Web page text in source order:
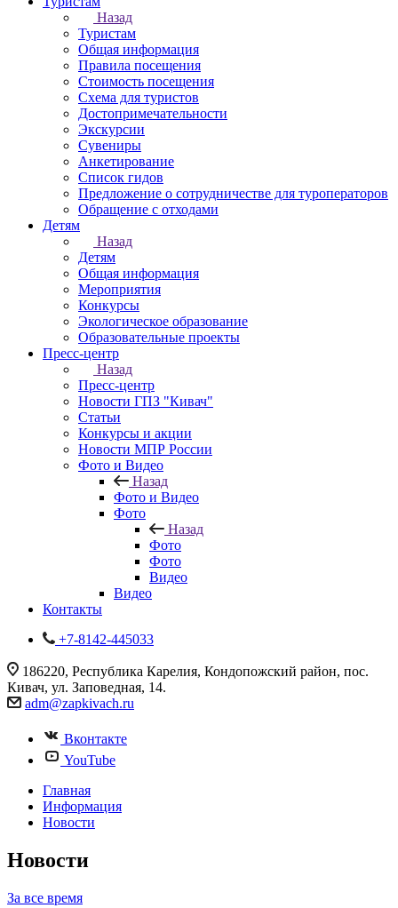
Назад
Туристам
Общая информация
Правила посещения
Стоимость посещения
Схема для туристов
Достопримечательности
Экскурсии
Сувениры
Анкетирование
Список гидов
Предложение о сотрудничестве для туроператоров
Обращение с отходами
Детям
Назад
Детям
Общая информация
Мероприятия
Конкурсы
Экологическое образование
Образовательные проекты
Пресс-центр
Назад
Пресс-центр
Новости ГПЗ "Кивач"
Статьи
Конкурсы и акции
Новости МПР России
Фото и Видео
Назад
Фото и Видео
Фото
Назад
Фото
Фото
Видео
Видео
Контакты
+7-8142-445033
186220, Республика Карелия, Кондопожский район, пос.
Кивач, ул. Заповедная, 14.
adm@zapkivach.ru
Вконтакте
YouTube
Главная
Информация
Новости
Новости
За все время